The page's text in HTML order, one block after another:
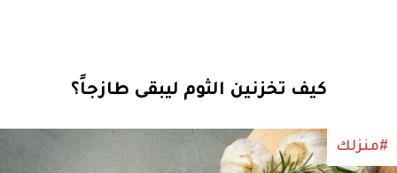
كيف تخزنين الثوم ليبقى طازجاً؟
#منزلك